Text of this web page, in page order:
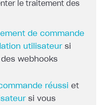
le traitement des
de commande
utilisateursi
webhooks
réussi et
si vous